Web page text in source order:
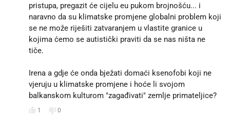
pristupa, pregazit će cijelu eu pukom brojnošću... i
naravno da su klimatske promjene globalni problem koji
se ne može riješiti zatvaranjem u vlastite granice u
kojima ćemo se autistički praviti da se nas ništa ne
tiče.
Irena a gdje će onda bježati domaći ksenofobi koji ne
vjeruju u klimatske promjene i hoće li svojom
balkanskom kulturom "zagađivati" zemlje primateljice?
1 0